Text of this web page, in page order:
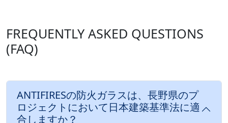
FREQUENTLY ASKED QUESTIONS
(FAQ)
ANTIFIRESの防火ガラスは、長野県のプ
ロジェクトにおいて日本建築基準法に適
合しますか？